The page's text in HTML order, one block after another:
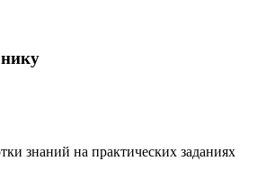
знаний на практических заданиях